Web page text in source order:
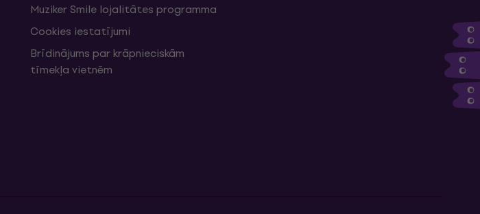
Muziker Smile lojalitātes programma
Cookies iestatījumi
Brīdinājums par krāpnieciskām
tīmekļa vietnēm